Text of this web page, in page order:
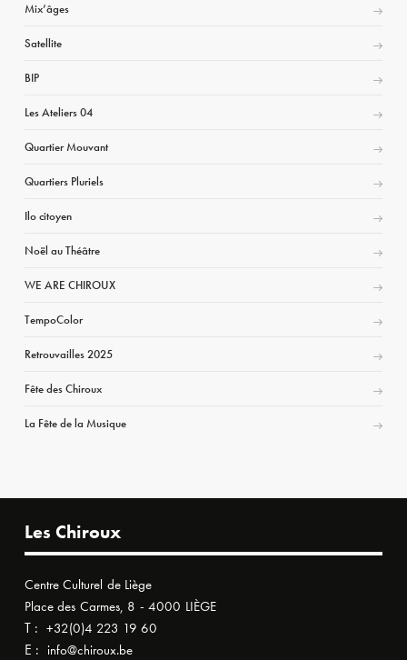
Mix’âges
Satellite
BIP
Les Ateliers 04
Quartier Mouvant
Quartiers Pluriels
Ilo citoyen
Noël au Théâtre
WE ARE CHIROUX
TempoColor
Retrouvailles 2025
Fête des Chiroux
La Fête de la Musique
Les Chiroux
Centre Culturel de Liège
Place des Carmes, 8 - 4000 LIÈGE
T : +32(0)4 223 19 60
E : info@chiroux.be